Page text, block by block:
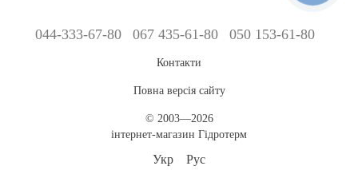
044-333-67-80 067 435-61-80 050 153-61-80
Контакти
Повна версія сайту
© 2003—2026
інтернет-магазин Гідротерм
Укр Рус